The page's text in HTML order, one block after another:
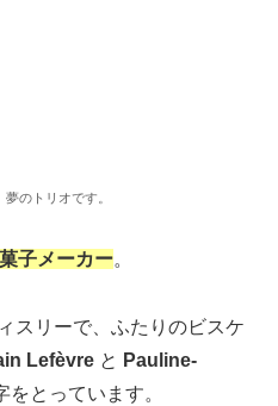
のトリオです。
子メーカー。
スリーで、ふたりのビスケ
Lefèvre と Pauline-
とっています。